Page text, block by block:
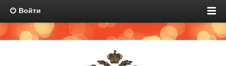
Войти